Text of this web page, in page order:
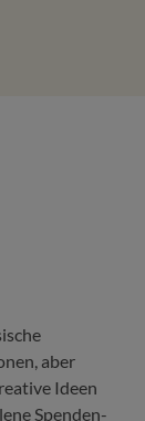
aber
Ideen
Spenden­